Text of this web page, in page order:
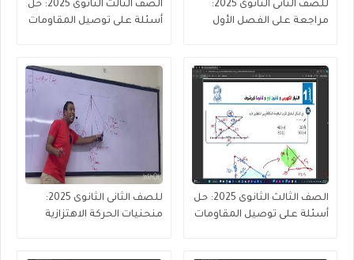
للصف الثانى الثانوى 2025:
مراجعة على الفصل الأول
الصف الثالث الثانوى 2025: حل
أسئلة على توصيل المقاومات
الصف الثالث الثانوى 2025: حل
أسئلة على توصيل المقاومات
للصف الثانى الثانوى 2025:
منحنيات الحركة الاهتزازية